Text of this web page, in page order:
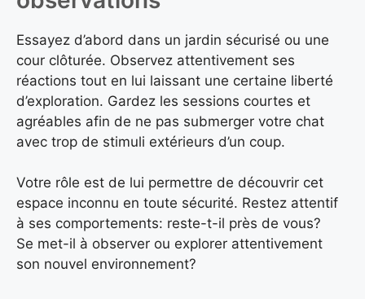
Essayez d’abord dans un jardin sécurisé ou une
cour clôturée. Observez attentivement ses
réactions tout en lui laissant une certaine liberté
d’exploration. Gardez les sessions courtes et
agréables afin de ne pas submerger votre chat
avec trop de stimuli extérieurs d’un coup.
Votre rôle est de lui permettre de découvrir cet
espace inconnu en toute sécurité. Restez attentif
à ses comportements: reste-t-il près de vous?
Se met-il à observer ou explorer attentivement
son nouvel environnement?